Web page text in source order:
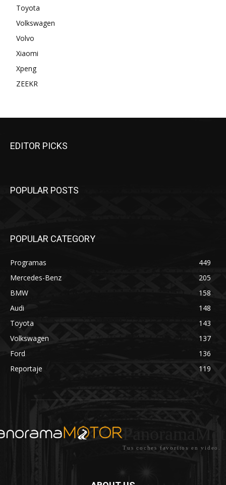
Toyota
Volkswagen
Volvo
Xiaomi
Xpeng
ZEEKR
EDITOR PICKS
POPULAR POSTS
POPULAR CATEGORY
Programas
449
Mercedes-Benz
205
BMW
158
Audi
148
Toyota
143
Volkswagen
137
Ford
136
Reportaje
119
Tus coches favoritos en video.